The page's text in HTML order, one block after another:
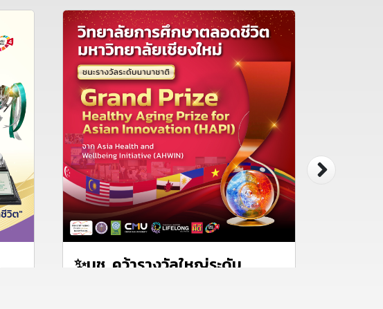
✨มช. คว้ารางวัลใหญ่ระดับ